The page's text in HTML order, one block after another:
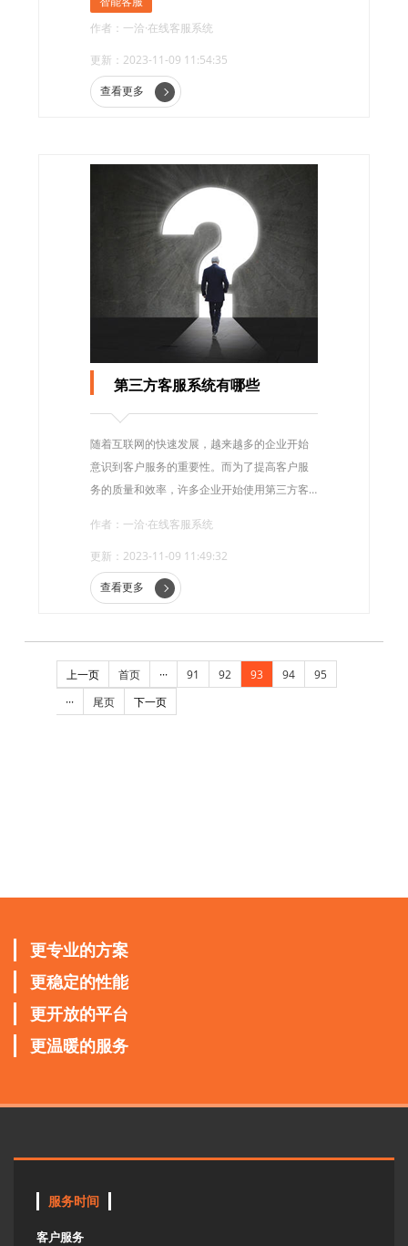
作者：一洽·在线客服系统
更新：2023-11-09 11:54:35
查看更多
第三方客服系统有哪些
随着互联网的快速发展，越来越多的企业开始
意识到客户服务的重要性。而为了提高客户服
务的质量和效率，许多企业开始使用第三方客
作者：一洽·在线客服系统
更新：2023-11-09 11:49:32
查看更多
上一页 首页 ··· 91 92 93 94
95
···
尾页 下一页
更专业的方案
更稳定的性能
更开放的平台
更温暖的服务
服务时间
客户服务